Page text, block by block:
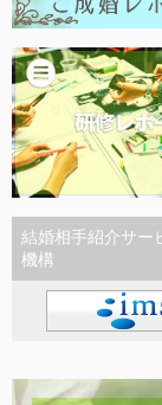
一般のよくある質問
相談室からのよくあ
結婚相手紹介サー
機構